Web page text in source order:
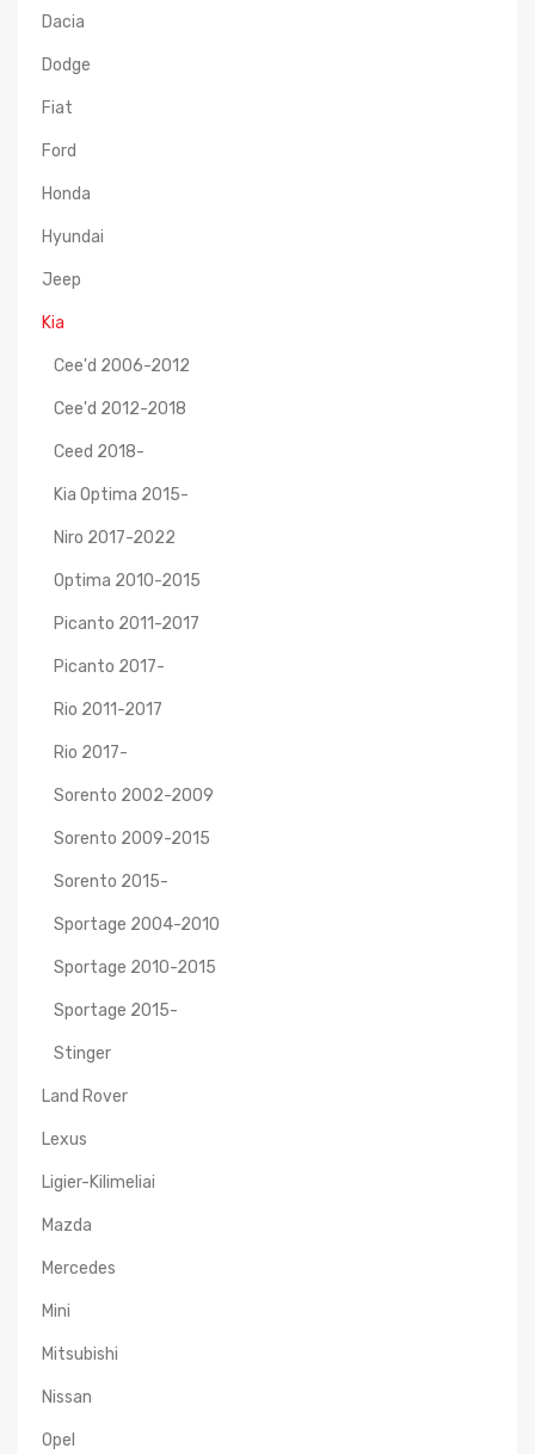
Dacia
Dodge
Fiat
Ford
Honda
Hyundai
Jeep
Kia
Cee'd 2006-2012
Cee'd 2012-2018
Ceed 2018-
Kia Optima 2015-
Niro 2017-2022
Optima 2010-2015
Picanto 2011-2017
Picanto 2017-
Rio 2011-2017
Rio 2017-
Sorento 2002-2009
Sorento 2009-2015
Sorento 2015-
Sportage 2004-2010
Sportage 2010-2015
Sportage 2015-
Stinger
Land Rover
Lexus
Ligier-Kilimeliai
Mazda
Mercedes
Mini
Mitsubishi
Nissan
Opel